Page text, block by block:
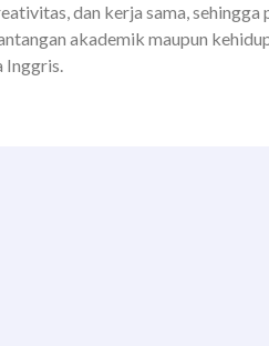
dan kerja sama, sehingga
akademik maupun
Inggris.